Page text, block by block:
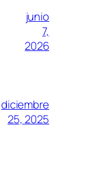
junio
7,
2026
diciembre
25, 2025